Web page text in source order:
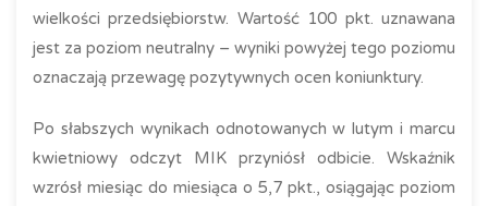
wielkości przedsiębiorstw. Wartość 100 pkt. uznawana
jest za poziom neutralny – wyniki powyżej tego poziomu
oznaczają przewagę pozytywnych ocen koniunktury.
Po słabszych wynikach odnotowanych w lutym i marcu
kwietniowy odczyt MIK przyniósł odbicie. Wskaźnik
wzrósł miesiąc do miesiąca o 5,7 pkt., osiągając poziom